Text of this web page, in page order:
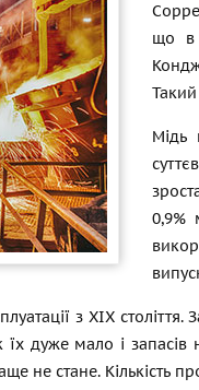
що в
Мідь
0,9%
з ХIX
дуже мало і
не стане. Кількість